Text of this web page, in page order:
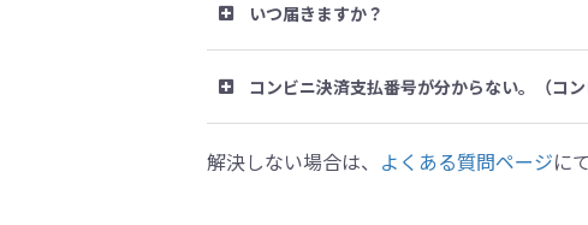
いつ届きますか？
コンビニ決済支払番号が分からない。（コ
解決しない場合は、 よくある質問ページに